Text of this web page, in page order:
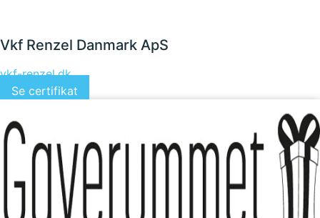
Vkf Renzel Danmark ApS
vkf-renzel.dk
Se certifikat